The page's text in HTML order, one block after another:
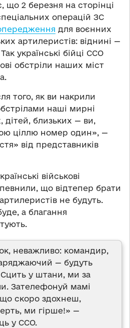
що 2 березня на сторінці
операцій ЗС
для воєнних
артилеристів: віднині —
українські бійці ССО
обстріли наших міст
того, як ви накрили
наші мирні
дітей, близьких — ви,
ціллю номер один», —
від представників
військові
що відтепер брати
не будуть.
а благання
неважливо: командир,
— будуть
Сцить у штани, ми за
Зателефонуй мамі
скоро здохнеш,
ми гірше!» —
у ССО.